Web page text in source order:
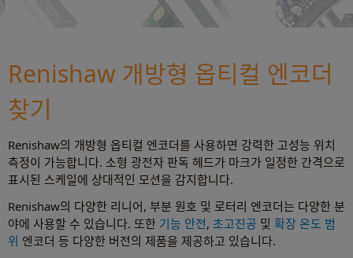
Renishaw 개방형 옵티컬 엔코더
찾기
Renishaw의 개방형 옵티컬 엔코더를 사용하면 강력한 고성능 위치
측정이 가능합니다. 소형 광전자 판독 헤드가 마크가 일정한 간격으로
표시된 스케일에 상대적인 모션을 감지합니다.
Renishaw의 다양한 리니어, 부분 원호 및 로터리 엔코더는 다양한 분
야에 사용할 수 있습니다. 또한 기능 안전, 초고진공 및 확장 온도 범
위 엔코더 등 다양한 버전의 제품을 제공하고 있습니다.